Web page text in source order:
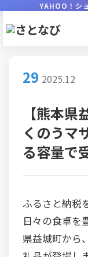
YAHOO！シ
29 2025.12
【熊本
くのうマ
る容量で
ふるさと納税
日々の食卓を
県益城町から